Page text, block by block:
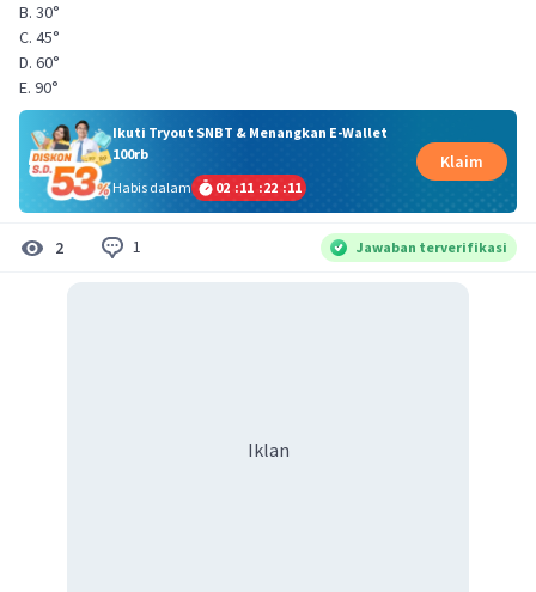
B. 30°
C. 45°
D. 60°
E. 90°
Ikuti Tryout SNBT & Menangkan E-Wallet
100rb
Habis dalam
02 :11 :22 :10
Klaim
2 1 Jawaban terverifikasi
Iklan